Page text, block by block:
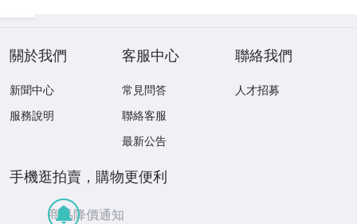
關於我們
新聞中心
服務說明
客服中心
常見問答
聯絡客服
最新公告
聯絡我們
人才招募
手機逛拍賣，購物更便利
商品降價通知